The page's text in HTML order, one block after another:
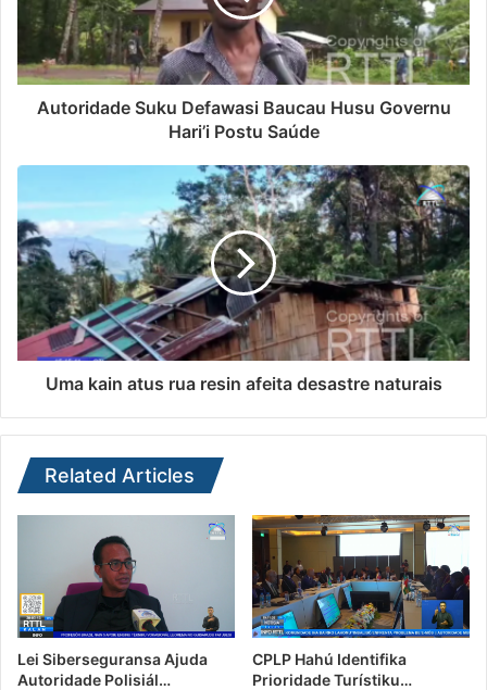
Autoridade Suku Defawasi Baucau Husu Governu
Hari’i Postu Saúde
Uma kain atus rua resin afeita desastre naturais
Related Articles
Lei Siberseguransa Ajuda
Autoridade Polisiál…
CPLP Hahú Identifika
Prioridade Turístiku…